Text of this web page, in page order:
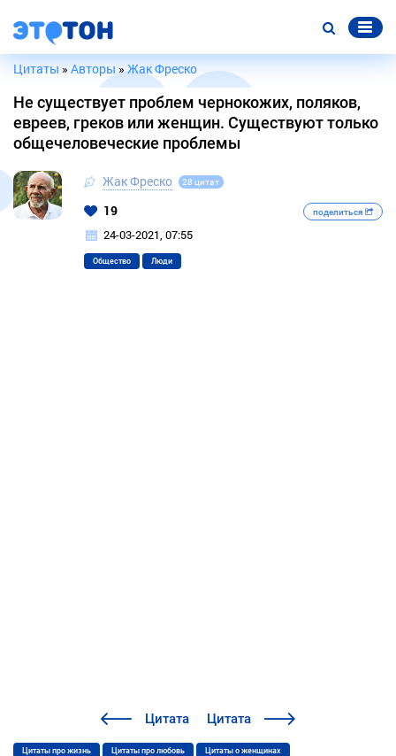
Цитаты » Авторы »Жак Фреско
Не существует проблем чернокожих, поляков,
евреев, греков или женщин. Существуют только
общечеловеческие проблемы
Жак Фреско 28 цитат
19 поделиться
24-03-2021, 07:55
Общество Люди
Цитата Цитата
Цитаты про жизнь Цитаты про любовь Цитаты о женщинах